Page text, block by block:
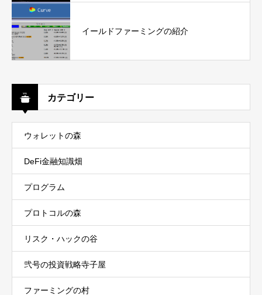
イールドファーミングの紹介
カテゴリー
ウォレットの森
DeFi金融知識畑
プログラム
プロトコルの森
リスク・ハックの谷
弐号の投資戦略寺子屋
ファーミングの村